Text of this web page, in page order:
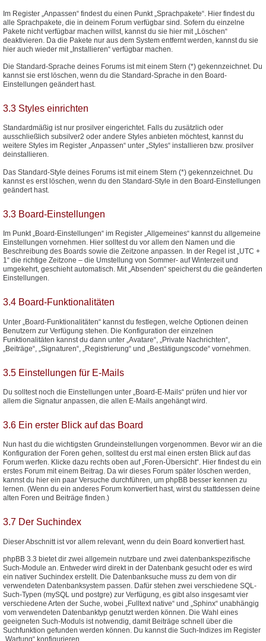
Im Register „Anpassen“ findest du einen Punkt „Sprachpakete“. Hier findest du
alle Sprachpakete, die in deinem Forum verfügbar sind. Sofern du einzelne
Pakete nicht verfügbar machen willst, kannst du sie hier mit „Löschen“
deaktivieren. Da die Pakete nur aus dem System entfernt werden, kannst du sie
hier auch wieder mit „Installieren“ verfügbar machen.
Die Standard-Sprache deines Forums ist mit einem Stern (*) gekennzeichnet. Du
kannst sie erst löschen, wenn du die Standard-Sprache in den Board-
Einstellungen geändert hast.
3.3 Styles einrichten
Standardmäßig ist nur prosilver eingerichtet. Falls du zusätzlich oder
ausschließlich subsilver2 oder andere Styles anbieten möchtest, kannst du
weitere Styles im Register „Anpassen“ unter „Styles“ installieren bzw. prosilver
deinstallieren.
Das Standard-Style deines Forums ist mit einem Stern (*) gekennzeichnet. Du
kannst es erst löschen, wenn du den Standard-Style in den Board-Einstellungen
geändert hast.
3.3 Board-Einstellungen
Im Punkt „Board-Einstellungen“ im Register „Allgemeines“ kannst du allgemeine
Einstellungen vornehmen. Hier solltest du vor allem den Namen und die
Beschreibung des Boards sowie die Zeitzone anpassen. In der Regel ist „UTC +
1“ die richtige Zeitzone – die Umstellung von Sommer- auf Winterzeit und
umgekehrt, geschieht automatisch. Mit „Absenden“ speicherst du die geänderten
Einstellungen.
3.4 Board-Funktionalitäten
Unter „Board-Funktionalitäten“ kannst du festlegen, welche Optionen deinen
Benutzern zur Verfügung stehen. Die Konfiguration der einzelnen
Funktionalitäten kannst du dann unter „Avatare“, „Private Nachrichten“,
„Beiträge“, „Signaturen“, „Registrierung“ und „Bestätigungscode“ vornehmen.
3.5 Einstellungen für E-Mails
Du solltest noch die Einstellungen unter „Board-E-Mails“ prüfen und hier vor
allem die Signatur anpassen, die allen E-Mails angehängt wird.
3.6 Ein erster Blick auf das Board
Nun hast du die wichtigsten Grundeinstellungen vorgenommen. Bevor wir an die
Konfiguration der Foren gehen, solltest du erst mal einen ersten Blick auf das
Forum werfen. Klicke dazu rechts oben auf „Foren-Übersicht“. Hier findest du ein
erstes Forum mit einem Beitrag. Da wir dieses Forum später löschen werden,
kannst du hier ein paar Versuche durchführen, um phpBB besser kennen zu
lernen. (Wenn du ein anderes Forum konvertiert hast, wirst du stattdessen deine
alten Foren und Beiträge finden.)
3.7 Der Suchindex
Dieser Abschnitt ist vor allem relevant, wenn du dein Board konvertiert hast.
phpBB 3.3 bietet dir zwei allgemein nutzbare und zwei datenbankspezifische
Such-Module an. Entweder wird direkt in der Datenbank gesucht oder es wird
ein nativer Suchindex erstellt. Die Datenbanksuche muss zu dem von dir
verwendeten Datenbanksystem passen. Dafür stehen zwei verschiedene SQL-
Such-Typen (mySQL und postgre) zur Verfügung, es gibt also insgesamt vier
verschiedene Arten der Suche, wobei „Fulltext native“ und „Sphinx“ unabhängig
vom verwendeten Datenbanktyp genutzt werden können. Die Wahl eines
geeigneten Such-Moduls ist notwendig, damit Beiträge schnell über die
Suchfunktion gefunden werden können. Du kannst die Such-Indizes im Register
„Wartung“ konfigurieren.